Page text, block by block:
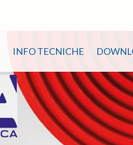
INFO TECNICHE